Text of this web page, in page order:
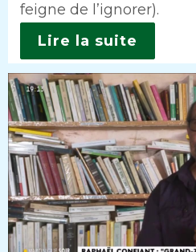
feigne de l’ignorer).
Lire la suite